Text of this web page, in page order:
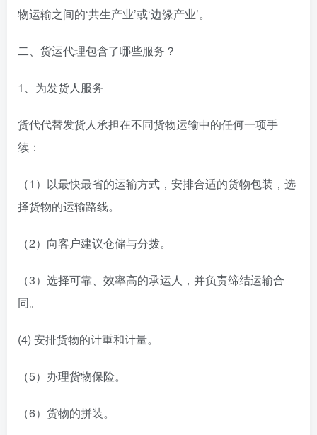
物运输之间的‘共生产业’或‘边缘产业’。
二、货运代理包含了哪些服务？
1、为发货人服务
货代代替发货人承担在不同货物运输中的任何一项手
续：
（1）以最快最省的运输方式，安排合适的货物包装，选
择货物的运输路线。
（2）向客户建议仓储与分拨。
（3）选择可靠、效率高的承运人，并负责缔结运输合
同。
(4) 安排货物的计重和计量。
（5）办理货物保险。
（6）货物的拼装。